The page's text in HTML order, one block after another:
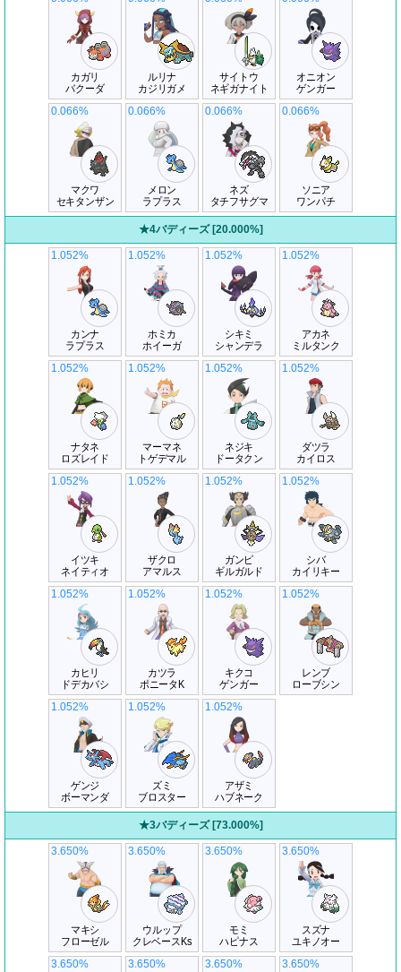
カガリ
バクーダ
ルリナ
カジリガメ
サイトウ
ネギガナイト
オニオン
ゲンガー
マクワ
セキタンザン
0.066%
メロン
ラプラス
0.066%
ネズ
タチフサグマ
0.066%
ソニア
ワンパチ
0.066%
★4バディーズ [20.000%]
カンナ
ラプラス
1.052%
ホミカ
ホイーガ
1.052%
シキミ
シャンデラ
1.052%
アカネ
ミルタンク
1.052%
ナタネ
ロズレイド
1.052%
マーマネ
トゲデマル
1.052%
ネジキ
ドータクン
1.052%
ダツラ
カイロス
1.052%
イツキ
ネイティオ
1.052%
ザクロ
アマルス
1.052%
ガンピ
ギルガルド
1.052%
シバ
カイリキー
1.052%
カヒリ
ドデカバシ
1.052%
カツラ
ポニータK
1.052%
キクコ
ゲンガー
1.052%
レンブ
ローブシン
1.052%
ゲンジ
ボーマンダ
1.052%
ズミ
ブロスター
1.052%
アザミ
ハブネーク
1.052%
★3バディーズ [73.000%]
マキシ
フローゼル
3.650%
ウルップ
クレベースKs
3.650%
モミ
ハピナス
3.650%
スズナ
ユキノオー
3.650%
3.650% 3.650% 3.650% 3.650%